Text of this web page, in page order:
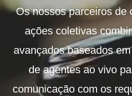
Os nossos parceiros de
ações coletivas
avançados baseados
de agentes ao vivo
comunicação com os